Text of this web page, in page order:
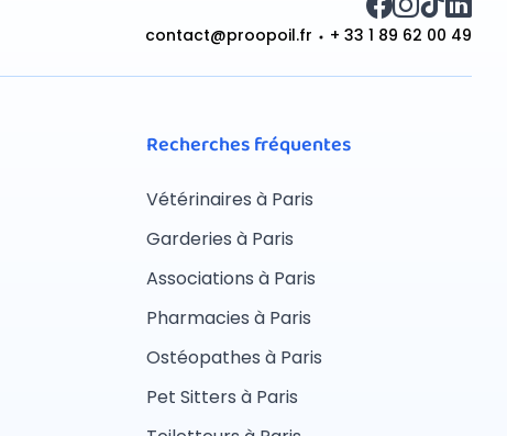
contact@proopoil.fr + 33 1 89 62 00 49
Recherches fréquentes
Vétérinaires à Paris
Garderies à Paris
Associations à Paris
Pharmacies à Paris
Ostéopathes à Paris
Pet Sitters à Paris